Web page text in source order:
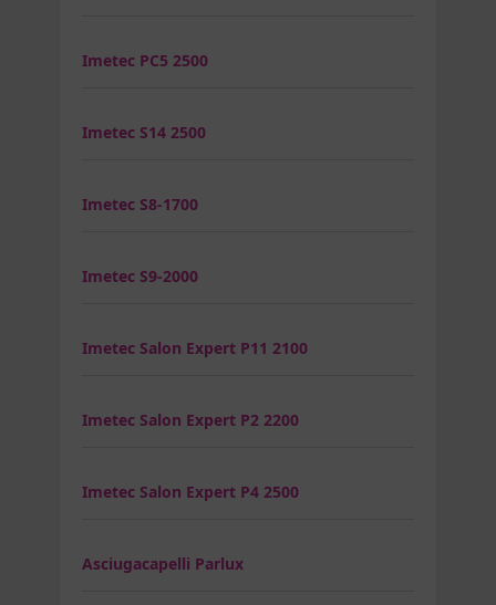
Imetec PC5 2500
Imetec S14 2500
Imetec S8-1700
Imetec S9-2000
Imetec Salon Expert P11 2100
Imetec Salon Expert P2 2200
Imetec Salon Expert P4 2500
Asciugacapelli Parlux